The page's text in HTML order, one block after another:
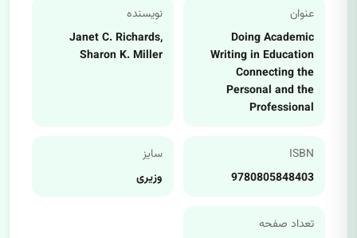
عنوان
Doing Academic
Writing in Education
Connecting the
Personal and the
Professional
نویسنده
Janet C. Richards,
Sharon K. Miller
ISBN
9780805848403
سایز
وزیری
تعداد صفحه